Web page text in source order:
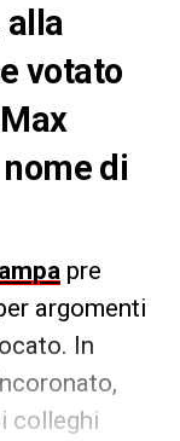
alla
votato
di
pre
argomenti
In
colleghi